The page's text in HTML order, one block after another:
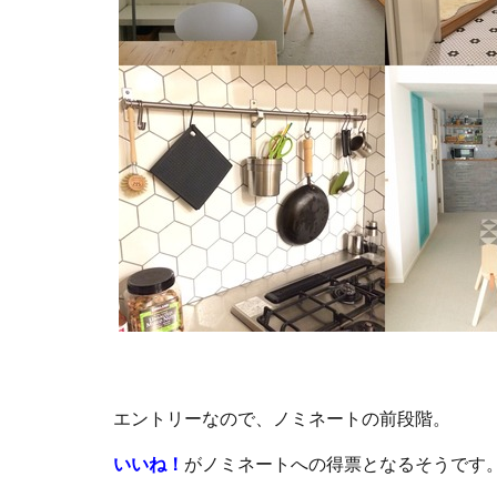
エントリーなので、ノミネートの前段階。
いいね！ がノミネートへの得票となるそうです